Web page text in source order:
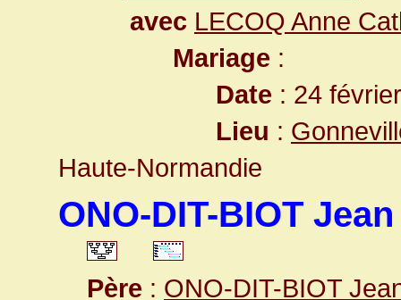
avec LECOQ Anne
Mariage :
Date : 24
Lieu :
Haute-Normandie
ONO-DIT-BIOT
Père : ONO-DIT-BIOT